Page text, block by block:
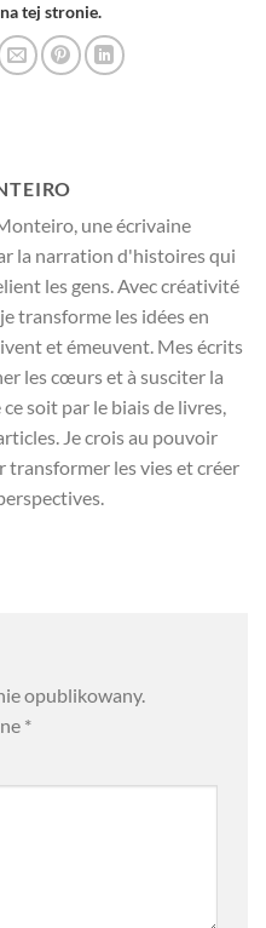
tej stronie.
une écrivaine
la narration d'histoires qui
les gens. Avec créativité
transforme les idées en
et émeuvent. Mes écrits
les cœurs et à susciter la
soit par le biais de livres,
Je crois au pouvoir
transformer les vies et créer
opublikowany.
*